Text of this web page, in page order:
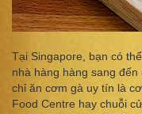
Tại Singapore, bạn có
nhà hàng hàng sang
chỉ ăn cơm gà uy tín là
Food Centre hay chuỗi